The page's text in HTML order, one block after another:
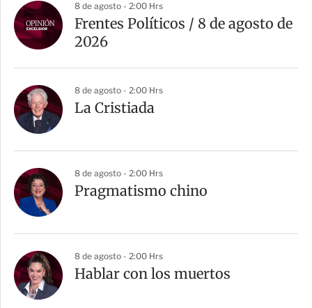
8 de agosto - 2:00 Hrs
Frentes Políticos / 8 de agosto de
2026
8 de agosto - 2:00 Hrs
La Cristiada
8 de agosto - 2:00 Hrs
Pragmatismo chino
8 de agosto - 2:00 Hrs
Hablar con los muertos